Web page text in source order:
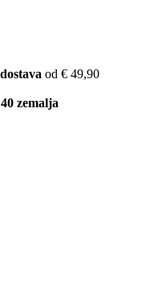
od € 49,90
zemalja